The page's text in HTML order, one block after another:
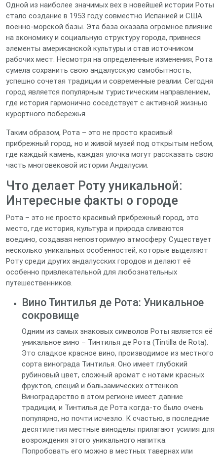
Одной из наиболее значимых вех в новейшей истории Роты
стало создание в 1953 году совместно Испанией и США
военно-морской базы. Эта база оказала огромное влияние
на экономику и социальную структуру города, привнеся
элементы американской культуры и став источником
рабочих мест. Несмотря на определенные изменения, Рота
сумела сохранить свою андалусскую самобытность,
успешно сочетая традиции и современные реалии. Сегодня
город является популярным туристическим направлением,
где история гармонично соседствует с активной жизнью
курортного побережья.
Таким образом, Рота – это не просто красивый
прибрежный город, но и живой музей под открытым небом,
где каждый камень, каждая улочка могут рассказать свою
часть многовековой истории Андалусии.
Что делает Роту уникальной:
Интересные факты о городе
Рота – это не просто красивый прибрежный город, это
место, где история, культура и природа сливаются
воедино, создавая неповторимую атмосферу. Существует
несколько уникальных особенностей, которые выделяют
Роту среди других андалусских городов и делают её
особенно привлекательной для любознательных
путешественников.
Вино Тинтилья де Рота: Уникальное
сокровище
Одним из самых знаковых символов Роты является её
уникальное вино – Тинтилья де Рота (Tintilla de Rota).
Это сладкое красное вино, производимое из местного
сорта винограда Тинтилья. Оно имеет глубокий
рубиновый цвет, сложный аромат с нотами красных
фруктов, специй и бальзамических оттенков.
Виноградарство в этом регионе имеет давние
традиции, и Тинтилья де Рота когда-то было очень
популярно, но почти исчезло. К счастью, в последние
десятилетия местные виноделы прилагают усилия для
возрождения этого уникального напитка.
Попробовать его можно в местных тавернах или